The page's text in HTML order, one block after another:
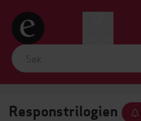
Responstrilogien